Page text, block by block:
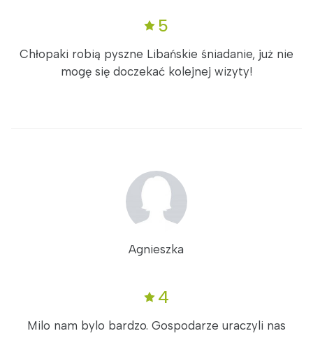
5
Chłopaki robią pyszne Libańskie śniadanie, już nie
mogę się doczekać kolejnej wizyty!
Agnieszka
4
Milo nam bylo bardzo. Gospodarze uraczyli nas